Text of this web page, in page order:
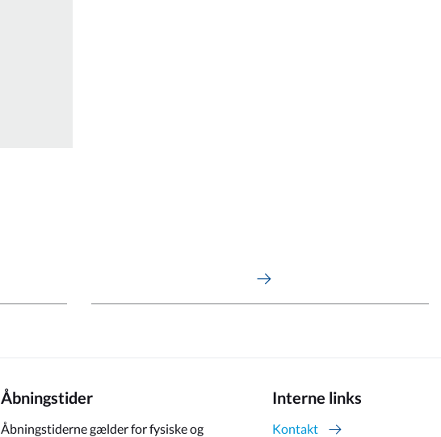
Åbningstider
Åbningstiderne gælder for fysiske og
Interne links
Kontakt